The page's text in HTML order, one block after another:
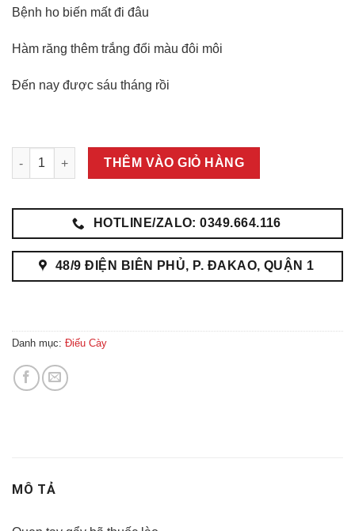
Bệnh ho biến mất đi đâu
Hàm răng thêm trắng đổi màu đôi môi
Đến nay được sáu tháng rồi
Điếu Cày Thanh Hóa Điếu Nứa Mini số lượng
THÊM VÀO GIỎ HÀNG
HOTLINE/ZALO: 0349.664.116
48/9 ĐIỆN BIÊN PHỦ, P. ĐAKAO, QUẬN 1
Danh mục: Điếu Cày
MÔ TẢ